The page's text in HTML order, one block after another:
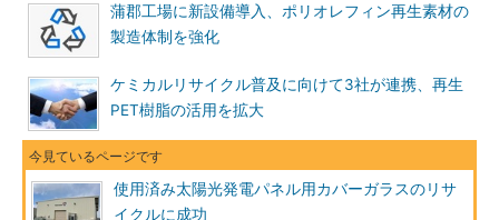
蒲郡工場に新設備導入、ポリオレフィン再生素材の
製造体制を強化
ケミカルリサイクル普及に向けて3社が連携、再生
PET樹脂の活用を拡大
使用済み太陽光発電パネル用カバーガラスのリサ
イクルに成功